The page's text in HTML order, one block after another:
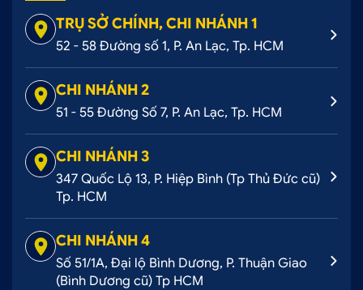
TRỤ SỞ CHÍNH, CHI NHÁNH 1
52 - 58 Đường số 1, P. An Lạc, Tp. HCM
CHI NHÁNH 2
51 - 55 Đường Số 7, P. An Lạc, Tp. HCM
CHI NHÁNH 3
347 Quốc Lộ 13, P. Hiệp Bình (Tp Thủ Đức cũ)
Tp. HCM
CHI NHÁNH 4
Số 51/1A, Đại lộ Bình Dương, P. Thuận Giao
(Bình Dương cũ) Tp HCM